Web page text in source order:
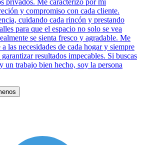
privados. Me caracterizo por mi
y compromiso con cada cliente.
cuidando cada rincón y prestando
para que el espacio no solo se vea
se sienta fresco y agradable. Me
las necesidades de cada hogar y siempre
resultados impecables. Si buscas
un trabajo bien hecho, soy la persona